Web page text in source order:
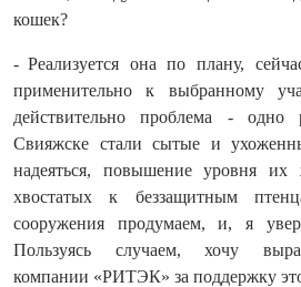
кошек?
- Реализуется она по плану,
применительно к выбранному
действительно проблема - одно
Свияжске стали сытые и
надеяться, повышение уровня их
хвостатых к беззащитным
сооружения продумаем, и, я
Пользуясь случаем, хочу
компании «РИТЭК» за поддержку